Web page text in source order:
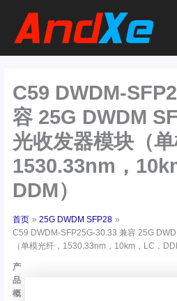
C59 DWDM-
容 25G DWDM
光收发器模块（单
1530.33nm，
DDM）
首页
25G DWDM SFP28
C59 DWDM-SFP25G-30.33 兼容 25G
（单模光纤，1530.33nm，10km，LC，
产
品
概